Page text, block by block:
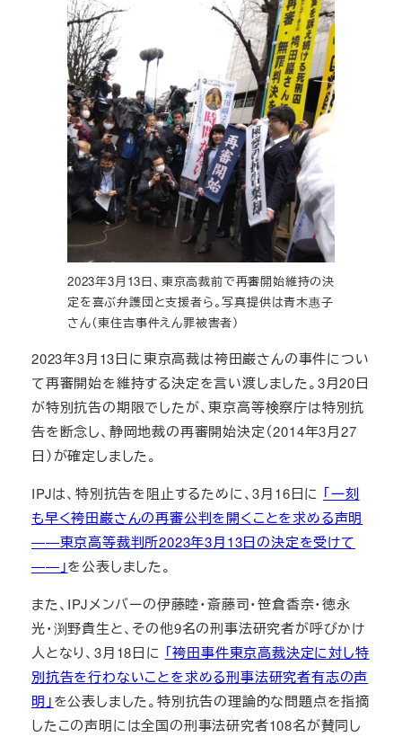
2023年3月13日、東京高裁前で再審開始維持の決
定を喜ぶ弁護団と支援者ら。写真提供は青木惠子
さん（東住吉事件えん罪被害者）
2023年3月13日に東京高裁は袴田巌さんの事件につい
て再審開始を維持する決定を言い渡しました。3月20日
が特別抗告の期限でしたが、東京高等検察庁は特別抗
告を断念し、静岡地裁の再審開始決定（2014年3月27
日）が確定しました。
IPJは、特別抗告を阻止するために、3月16日に 「一刻
も早く袴田巌さんの再審公判を開くことを求める声明
――東京高等裁判所2023年3月13日の決定を受けて
――」を公表しました。
また、IPJメンバーの伊藤睦・斎藤司・笹倉香奈・徳永
光・渕野貴生と、その他9名の刑事法研究者が呼びかけ
人となり、3月18日に 「袴田事件東京高裁決定に対し特
別抗告を行わないことを求める刑事法研究者有志の声
明」を公表しました。特別抗告の理論的な問題点を指摘
したこの声明には全国の刑事法研究者108名が賛同し